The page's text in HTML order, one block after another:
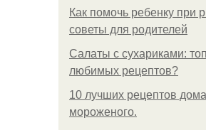
Как помочь ребенку при
советы для родителей
Салаты с сухариками:
любимых рецептов?
10 лучших рецептов
мороженого.